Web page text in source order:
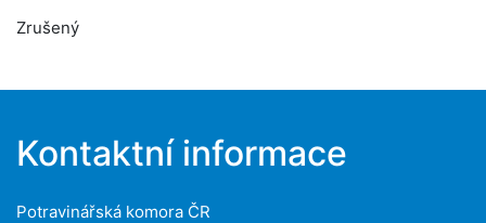
Zrušený
Kontaktní informace
Potravinářská komora ČR